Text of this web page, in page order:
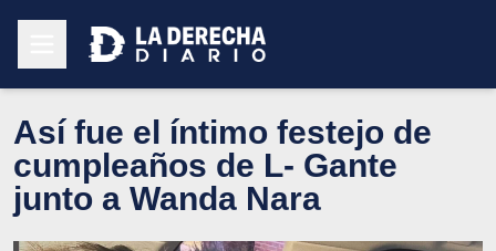
Así fue el íntimo festejo de
cumpleaños de L- Gante
junto a Wanda Nara